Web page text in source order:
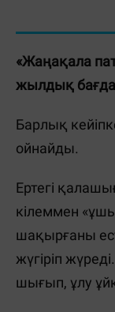
«Жаңақала
жылдық
Барлық
ойнайды.
Ертегі
кілеммен
шақырғаны
жүгіріп
шығып, ұлу